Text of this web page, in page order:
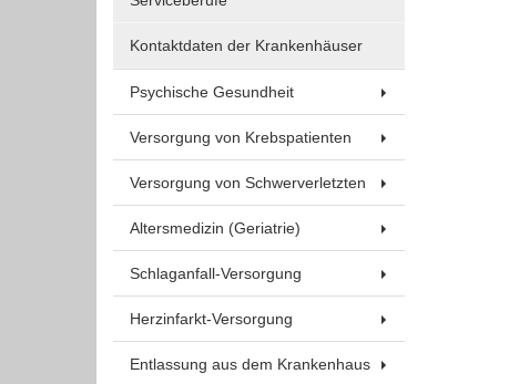
Kontaktdaten der Krankenhäuser
Psychische Gesundheit
Versorgung von Krebspatienten
Versorgung von Schwerverletzten
Altersmedizin (Geriatrie)
Schlaganfall-Versorgung
Herzinfarkt-Versorgung
Entlassung aus dem Krankenhaus
YouTube
Vimeo